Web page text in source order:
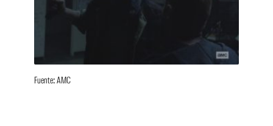
Fuente: AMC